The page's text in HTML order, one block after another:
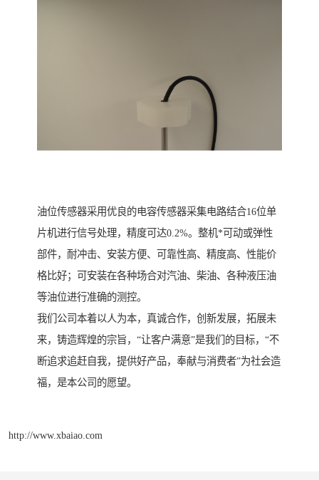
油位传感器采用优良的电容传感器采集电路结合16位单
片机进行信号处理，精度可达0.2%。整机*可动或弹性
部件，耐冲击、安装方便、可靠性高、精度高、性能价
格比好；可安装在各种场合对汽油、柴油、各种液压油
等油位进行准确的测控。
我们公司本着以人为本，真诚合作，创新发展，拓展未
来，铸造辉煌的宗旨，“让客户满意”是我们的目标，“不
断追求追赶自我，提供好产品，奉献与消费者”为社会造
福，是本公司的愿望。
http://www.xbaiao.com